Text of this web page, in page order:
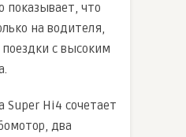
показывает, что
на водителя,
с высоким
Super Hi4 сочетает
два